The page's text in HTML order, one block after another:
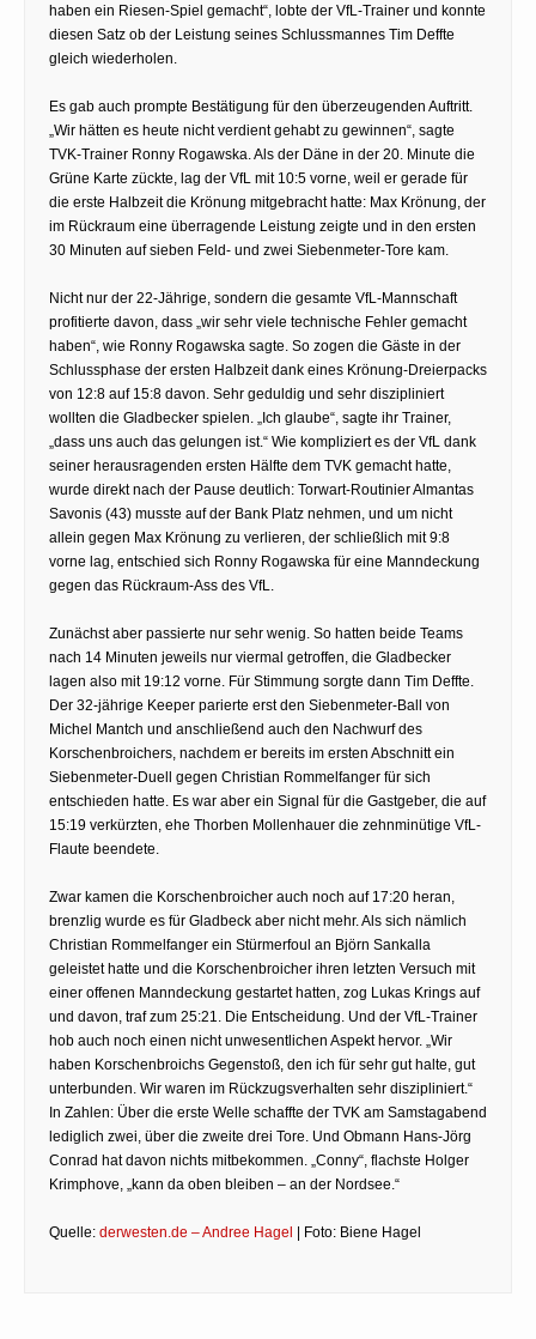
haben ein Riesen-Spiel gemacht“, lobte der VfL-Trainer und konnte
diesen Satz ob der Leistung seines Schlussmannes Tim Deffte
gleich wiederholen.
Es gab auch prompte Bestätigung für den überzeugenden Auftritt.
„Wir hätten es heute nicht verdient gehabt zu gewinnen“, sagte
TVK-Trainer Ronny Rogawska. Als der Däne in der 20. Minute die
Grüne Karte zückte, lag der VfL mit 10:5 vorne, weil er gerade für
die erste Halbzeit die Krönung mitgebracht hatte: Max Krönung, der
im Rückraum eine überragende Leistung zeigte und in den ersten
30 Minuten auf sieben Feld- und zwei Siebenmeter-Tore kam.
Nicht nur der 22-Jährige, sondern die gesamte VfL-Mannschaft
profitierte davon, dass „wir sehr viele technische Fehler gemacht
haben“, wie Ronny Rogawska sagte. So zogen die Gäste in der
Schlussphase der ersten Halbzeit dank eines Krönung-Dreierpacks
von 12:8 auf 15:8 davon. Sehr geduldig und sehr diszipliniert
wollten die Gladbecker spielen. „Ich glaube“, sagte ihr Trainer,
„dass uns auch das gelungen ist.“ Wie kompliziert es der VfL dank
seiner herausragenden ersten Hälfte dem TVK gemacht hatte,
wurde direkt nach der Pause deutlich: Torwart-Routinier Almantas
Savonis (43) musste auf der Bank Platz nehmen, und um nicht
allein gegen Max Krönung zu verlieren, der schließlich mit 9:8
vorne lag, entschied sich Ronny Rogawska für eine Manndeckung
gegen das Rückraum-Ass des VfL.
Zunächst aber passierte nur sehr wenig. So hatten beide Teams
nach 14 Minuten jeweils nur viermal getroffen, die Gladbecker
lagen also mit 19:12 vorne. Für Stimmung sorgte dann Tim Deffte.
Der 32-jährige Keeper parierte erst den Siebenmeter-Ball von
Michel Mantch und anschließend auch den Nachwurf des
Korschenbroichers, nachdem er bereits im ersten Abschnitt ein
Siebenmeter-Duell gegen Christian Rommelfanger für sich
entschieden hatte. Es war aber ein Signal für die Gastgeber, die auf
15:19 verkürzten, ehe Thorben Mollenhauer die zehnminütige VfL-
Flaute beendete.
Zwar kamen die Korschenbroicher auch noch auf 17:20 heran,
brenzlig wurde es für Gladbeck aber nicht mehr. Als sich nämlich
Christian Rommelfanger ein Stürmerfoul an Björn Sankalla
geleistet hatte und die Korschenbroicher ihren letzten Versuch mit
einer offenen Manndeckung gestartet hatten, zog Lukas Krings auf
und davon, traf zum 25:21. Die Entscheidung. Und der VfL-Trainer
hob auch noch einen nicht unwesentlichen Aspekt hervor. „Wir
haben Korschenbroichs Gegenstoß, den ich für sehr gut halte, gut
unterbunden. Wir waren im Rückzugsverhalten sehr diszipliniert.“
In Zahlen: Über die erste Welle schaffte der TVK am Samstagabend
lediglich zwei, über die zweite drei Tore. Und Obmann Hans-Jörg
Conrad hat davon nichts mitbekommen. „Conny“, flachste Holger
Krimphove, „kann da oben bleiben – an der Nordsee.“
Quelle: derwesten.de – Andree Hagel | Foto: Biene Hagel